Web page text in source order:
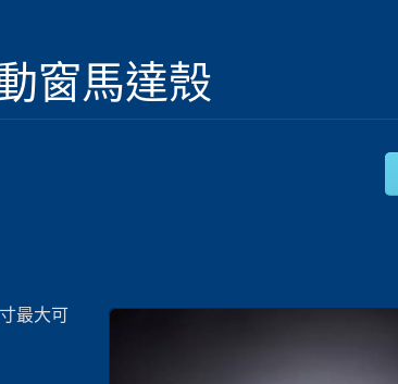
窗馬達殼
最大可